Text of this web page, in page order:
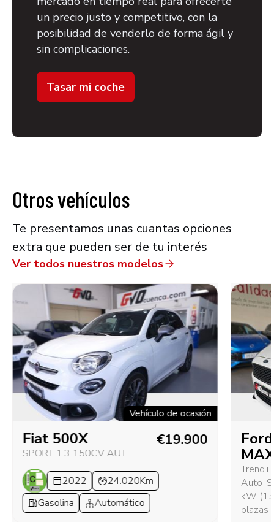
un precio justo y competitivo, con la
posibilidad de venderlo de forma ágil y
sin complicaciones.
Tasar mi coche
Otros vehículos
Te presentamos unas cuantas opciones
extra que pueden ser de tu interés
Ver todos nuestros modelos
Vehículo de ocasión
Fiat 500X
SPORT 1.3 150CV AUT
€19.900
2022
24.020Km
Gasolina
Automático
MAX
Auto-
kW
plazas